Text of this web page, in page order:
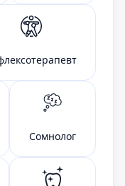
Сомнолог